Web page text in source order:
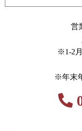
営
※1-2
※年末